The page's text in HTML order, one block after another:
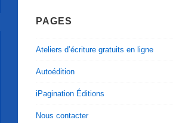
PAGES
Ateliers d’écriture gratuits en ligne
Autoédition
iPagination Éditions
Nous contacter